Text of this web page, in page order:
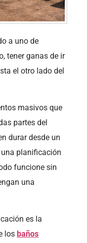
a uno de
tener ganas de ir
el otro lado del
masivos que
partes del
durar desde un
planificación
funcione sin
una
es la
los baños